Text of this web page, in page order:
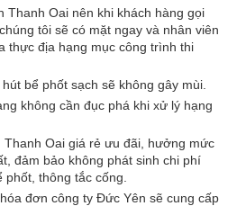
Thanh Oai nên khi khách hàng gọi
tôi sẽ có mặt ngay và nhân viên
thực địa hạng mục công trình thi
bể phốt sạch sẽ không gây mùi.
không cần đục phá khi xử lý hạng
Thanh Oai giá rẻ ưu đãi, hưởng mức
đảm bảo không phát sinh chi phí
thông tắc cống.
đơn công ty Đức Yên sẽ cung cấp